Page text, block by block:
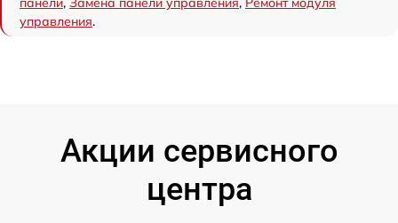
управления.
Акции сервисного
центра